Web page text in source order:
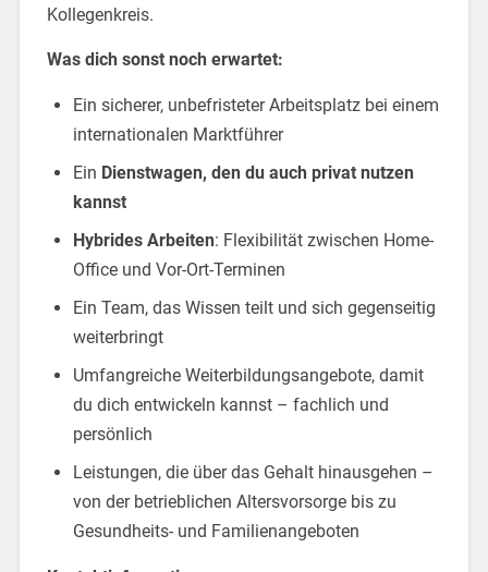
Kollegenkreis.
Was dich sonst noch erwartet:
Ein sicherer, unbefristeter Arbeitsplatz bei einem
internationalen Marktführer
Ein Dienstwagen, den du auch privat nutzen
kannst
Hybrides Arbeiten: Flexibilität zwischen Home-
Office und Vor-Ort-Terminen
Ein Team, das Wissen teilt und sich gegenseitig
weiterbringt
Umfangreiche Weiterbildungsangebote, damit
du dich entwickeln kannst – fachlich und
persönlich
Leistungen, die über das Gehalt hinausgehen –
von der betrieblichen Altersvorsorge bis zu
Gesundheits- und Familienangeboten